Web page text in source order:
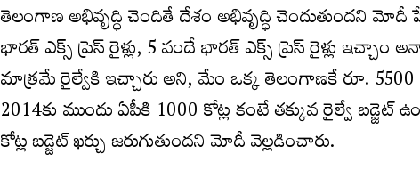
తెలంగాణ అభివృద్ధి చెందితే దేశం అభివృద్ధి చెందుతుందని మోదీ
భారత్ ఎక్స్ ప్రెస్ రైళ్లు, 5 వందే భారత్ ఎక్స్ ప్రెస్ రైళ్లు ఇచ్చాం
మాత్రమే రైల్వేకి ఇచ్చారు అని, మేం ఒక్క తెలంగాణకే రూ.
2014కు ముందు ఏపీకి 1000 కోట్ల కంటే తక్కువ రైల్వే బడ్జెట్
కోట్ల బడ్జెట్ ఖర్చు జరుగుతుందని మోదీ వెల్లడించారు.